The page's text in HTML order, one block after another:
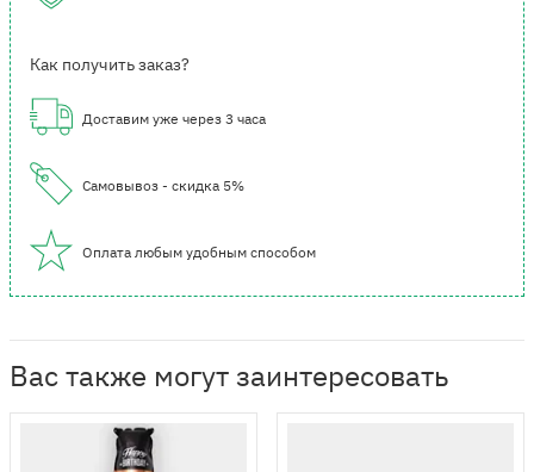
Как получить заказ?
Доставим уже через 3 часа
Самовывоз - скидка 5%
Оплата любым удобным способом
Вас также могут заинтересовать